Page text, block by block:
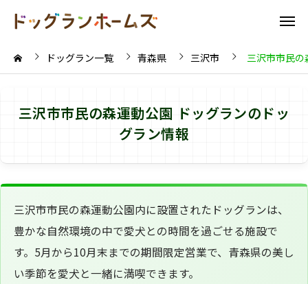
ドッグラン一覧 青森県 三沢市 三沢市市民の
三沢市市民の森運動公園 ドッグランのドッ
グラン情報
三沢市市民の森運動公園内に設置されたドッグランは、
豊かな自然環境の中で愛犬との時間を過ごせる施設で
す。5月から10月末までの期間限定営業で、青森県の美し
い季節を愛犬と一緒に満喫できます。